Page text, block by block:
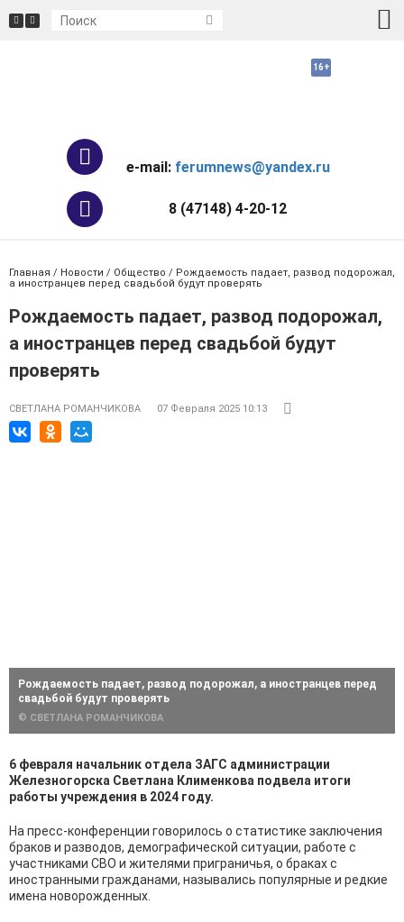
e-mail: ferumnews@yandex.ru
8 (47148) 4-20-12
Главная / Новости / Общество / Рождаемость падает, развод подорожал,
а иностранцев перед свадьбой будут проверять
Рождаемость падает, развод подорожал,
а иностранцев перед свадьбой будут
проверять
СВЕТЛАНА РОМАНЧИКОВА 07 Февраля 2025 10:13
Рождаемость падает, развод подорожал, а иностранцев перед
свадьбой будут проверять
© СВЕТЛАНА РОМАНЧИКОВА
6 февраля начальник отдела ЗАГС администрации
Железногорска Светлана Клименкова подвела итоги
работы учреждения в 2024 году.
На пресс-конференции говорилось о статистике заключения
браков и разводов, демографической ситуации, работе с
участниками СВО и жителями приграничья, о браках с
иностранными гражданами, назывались популярные и редкие
имена новорожденных.